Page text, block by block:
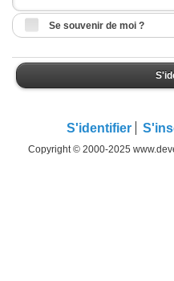
Se souvenir de moi ?
S'identifier
Copyright © 2000-2025